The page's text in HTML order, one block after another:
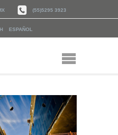
(55)5295 3923
ESPAÑOL